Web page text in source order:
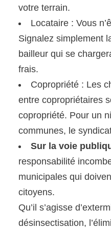
votre terrain.
Locataire : Vous
Signalez simplement
bailleur qui se
frais.
Copropriété : Les
entre copropriétaires
copropriété. Pour un
communes, le
Sur la voie
responsabilité
municipales qui
citoyens.
Qu’il s’agisse
désinsectisation,